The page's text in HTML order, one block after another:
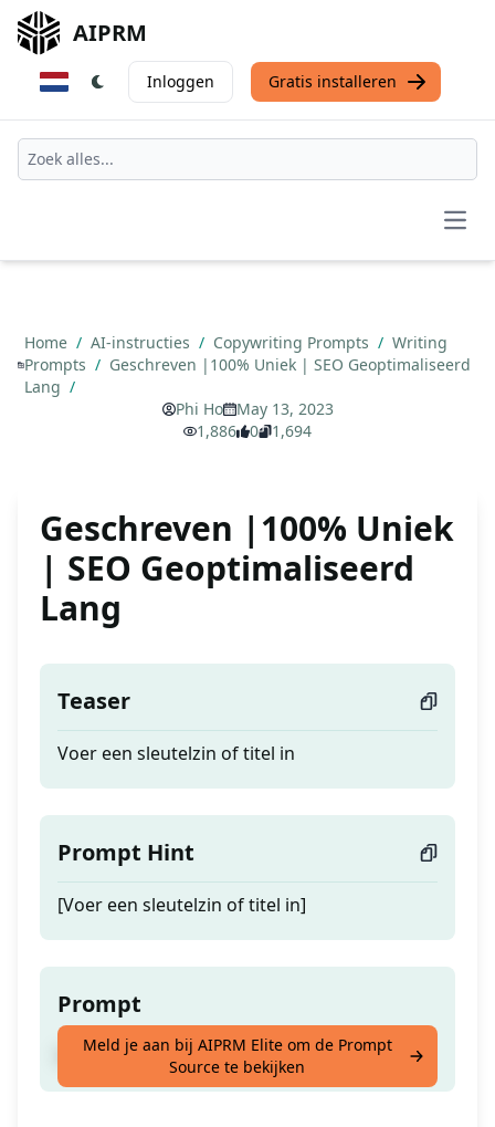
AIPRM
Inloggen Gratis installeren
Home / AI-instructies / Copywriting Prompts / Writing
Prompts / Geschreven |100% Uniek | SEO Geoptimaliseerd
Lang /
Phi Ho
May 13, 2023
1,886
0 1,694
Geschreven |100% Uniek
| SEO Geoptimaliseerd
Lang
Teaser
Voer een sleutelzin of titel in
Prompt Hint
[Voer een sleutelzin of titel in]
Prompt
Voer een sleutelzin of titel in
Meld je aan bij AIPRM Elite om de Prompt
Source te bekijken